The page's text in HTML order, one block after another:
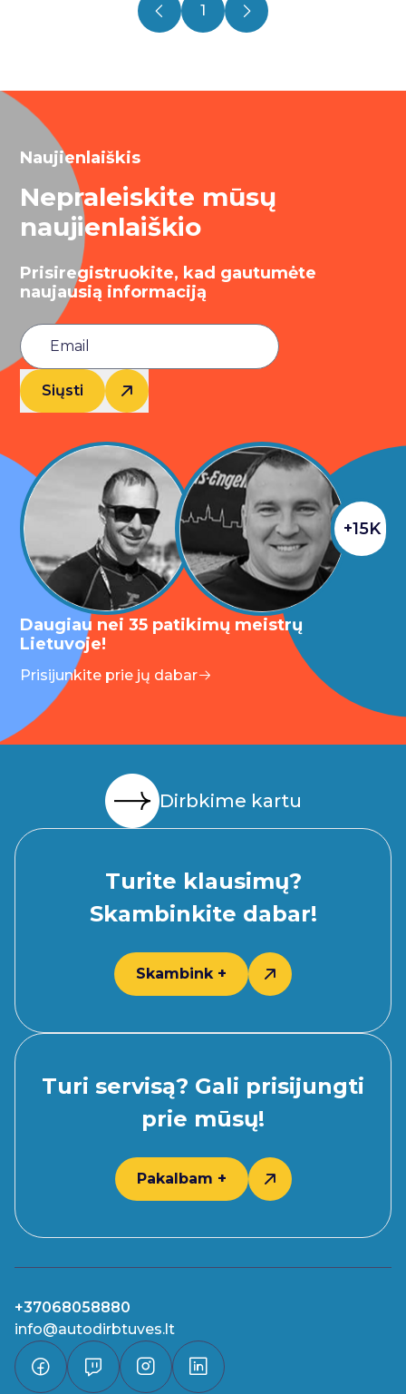
1
Naujienlaiškis
Nepraleiskite mūsų
naujienlaiškio
Prisiregistruokite, kad gautumėte
naujausią informaciją
Siųsti
+15K
Daugiau nei 35 patikimų meistrų
Lietuvoje!
Prisijunkite prie jų dabar
Dirbkime kartu
Turite klausimų?
Skambinkite dabar!
Skambink +
Turi servisą? Gali prisijungti
prie mūsų!
Pakalbam +
+37068058880
info@autodirbtuves.lt